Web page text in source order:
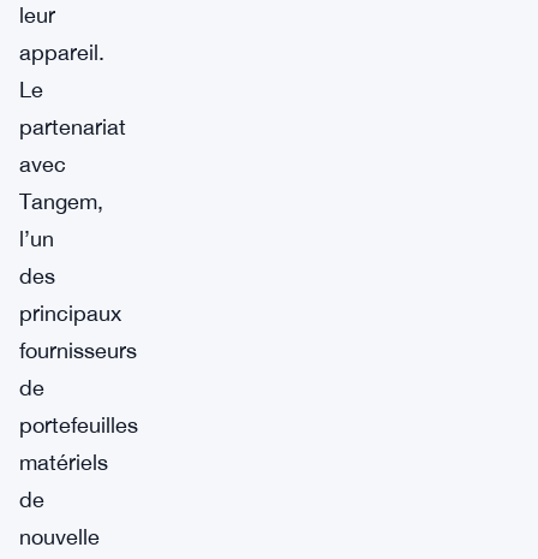
leur
appareil.
Le
partenariat
avec
Tangem,
l’un
des
principaux
fournisseurs
de
portefeuilles
matériels
de
nouvelle